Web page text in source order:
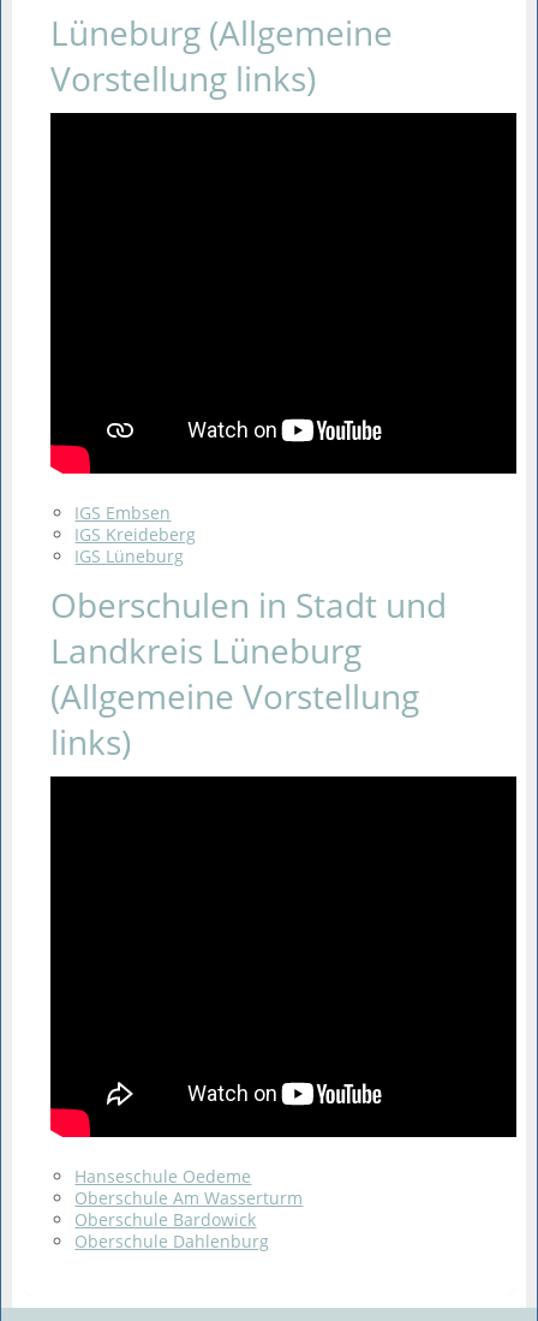
Lüneburg (Allgemeine
Vorstellung links)
IGS Embsen
IGS Kreideberg
IGS Lüneburg
Oberschulen in Stadt und
Landkreis Lüneburg
(Allgemeine Vorstellung
links)
Hanseschule Oedeme
Oberschule Am Wasserturm
Oberschule Bardowick
Oberschule Dahlenburg